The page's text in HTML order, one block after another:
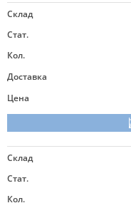
Склад
Стат.
Кол.
Доставка
Цена
Склад
Стат.
Кол.